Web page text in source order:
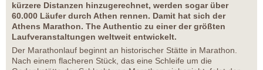
kürzere Distanzen hinzugerechnet, werden sogar über
60.000 Läufer durch Athen rennen. Damit hat sich der
Athens Marathon. The Authentic zu einer der größten
Laufveranstaltungen weltweit entwickelt.
Der Marathonlauf beginnt an historischer Stätte in Marathon.
Nach einem flacheren Stück, das eine Schleife um die